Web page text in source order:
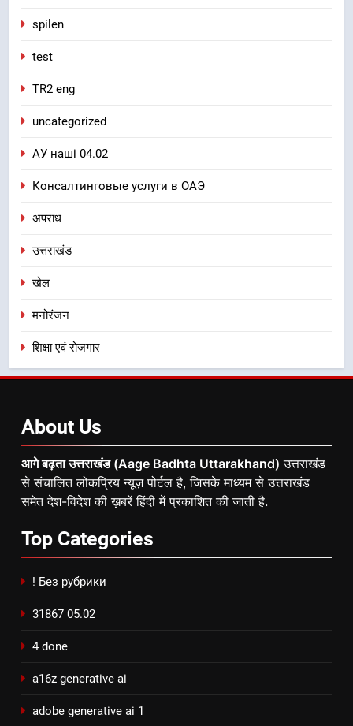
spilen
test
TR2 eng
uncategorized
АУ наші 04.02
Консалтинговые услуги в ОАЭ
अपराध
उत्तराखंड
खेल
मनोरंजन
शिक्षा एवं रोजगार
About Us
आगे बढ़ता उत्तराखंड (Aage Badhta Uttarakhand) उत्तराखंड
से संचालित लोकप्रिय न्यूज़ पोर्टल है, जिसके माध्यम से उत्तराखंड
समेत देश-विदेश की ख़बरें हिंदी में प्रकाशित की जाती है.
Top Categories
! Без рубрики
31867 05.02
4 done
a16z generative ai
adobe generative ai 1